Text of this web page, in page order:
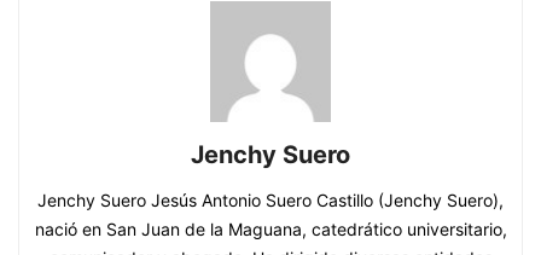
Jenchy Suero
Jenchy Suero Jesús Antonio Suero Castillo (Jenchy Suero),
nació en San Juan de la Maguana, catedrático universitario,